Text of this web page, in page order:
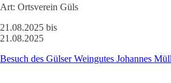
Art: Ortsverein Güls
21.08.2025 bis
21.08.2025
Besuch des Gülser Weingutes Johannes